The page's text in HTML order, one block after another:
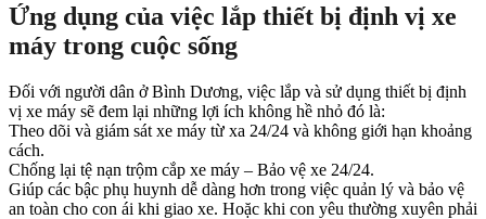
Ứng dụng của việc lắp thiết bị định vị xe
máy trong cuộc sống
Đối với người dân ở Bình Dương, việc lắp và sử dụng thiết bị định
vị xe máy sẽ đem lại những lợi ích không hề nhỏ đó là:
Theo dõi và giám sát xe máy từ xa 24/24 và không giới hạn khoảng
cách.
Chống lại tệ nạn trộm cắp xe máy – Bảo vệ xe 24/24.
Giúp các bậc phụ huynh dễ dàng hơn trong việc quản lý và bảo vệ
an toàn cho con ái khi giao xe. Hoặc khi con yêu thường xuyên phải